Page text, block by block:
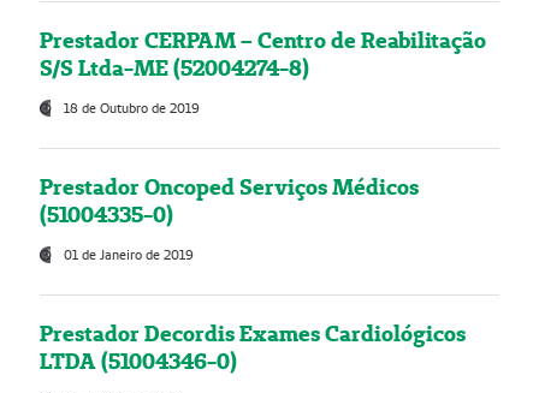
Prestador CERPAM – Centro de Reabilitação
S/S Ltda-ME (52004274-8)
18 de Outubro de 2019
Prestador Oncoped Serviços Médicos
(51004335-0)
01 de Janeiro de 2019
Prestador Decordis Exames Cardiológicos
LTDA (51004346-0)